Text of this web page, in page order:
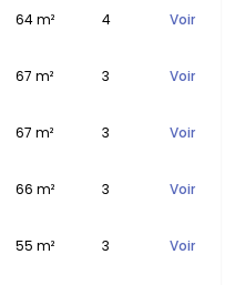
64 m² 4 Voir
67 m² 3 Voir
67 m² 3 Voir
66 m² 3 Voir
55 m² 3 Voir